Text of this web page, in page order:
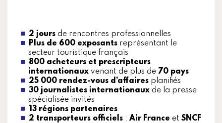
2 jours de rencontres professionnelles
Plus de 600 exposants représentant le
secteur touristique français
800 acheteurs et prescripteurs
internationaux venant de plus de 70 pays
25 000 rendez-vous d’affaires planifiés
30 journalistes internationaux de la presse
spécialisée invités
13 régions partenaires
2 transporteurs officiels : Air France et SNCF